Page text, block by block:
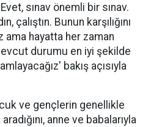
sınav önemli bir sınav.
çalıştın. Bunun karşılığını
ama hayatta her zaman
durumu en iyi şekilde
bakış açısıyla
ve gençlerin genellikle
anne ve babalarıyla